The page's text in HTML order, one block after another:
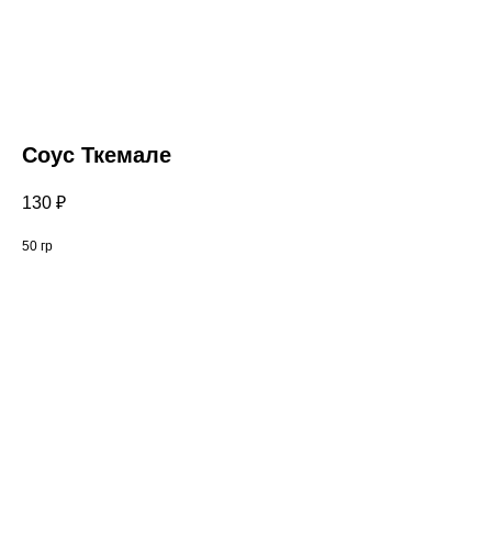
Соус Ткемале
130 ₽
50 гр